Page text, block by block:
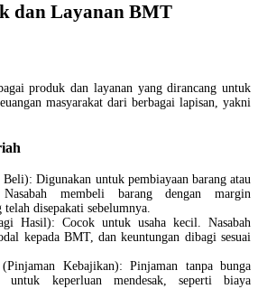
dan Layanan BMT
produk dan layanan yang dirancang untuk
masyarakat dari berbagai lapisan, yakni
Beli): Digunakan untuk pembiayaan barang atau
membeli barang dengan margin
disepakati sebelumnya.
Hasil): Cocok untuk usaha kecil. Nasabah
kepada BMT, dan keuntungan dibagi sesuai
Kebajikan): Pinjaman tanpa bunga
untuk keperluan mendesak, seperti biaya